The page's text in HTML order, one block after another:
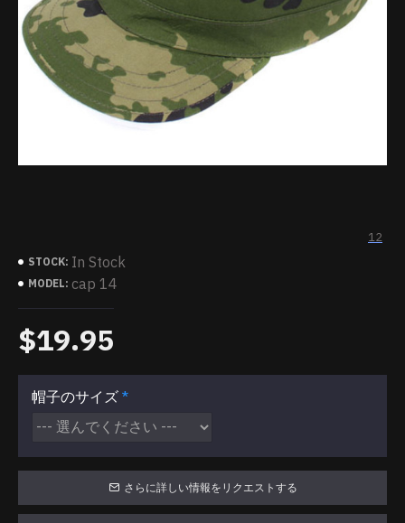
STOCK: In Stock
MODEL: cap 14
12
$19.95
帽子のサイズ
さらに詳しい情報をリクエストする